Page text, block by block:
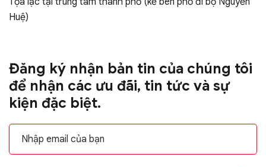
Huệ)
Đăng ký nhận bản tin của chúng tôi
để nhận các ưu đãi, tin tức và sự
kiện đặc biệt.